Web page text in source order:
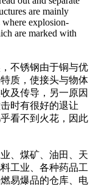
are mainly
where explosion-
are marked with
不锈钢由于铜与优
质，使接头与物体
及传导，另一原因
时有很好的退让
看不到火花，因此
、煤矿、油田、天
工业、各种药品工
易爆品的仓库、电